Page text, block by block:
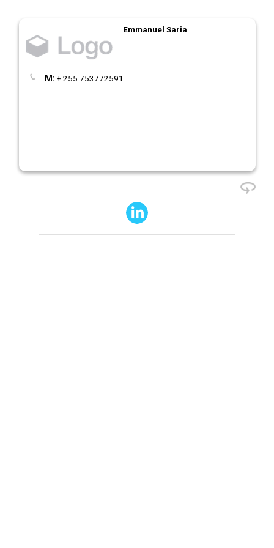
Emmanuel Saria
M: + 255 753772591